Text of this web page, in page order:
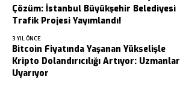
Çözüm: İstanbul Büyükşehir Belediyesi
Trafik Projesi Yayımlandı!
3 YIL ÖNCE
Bitcoin Fiyatında Yaşanan Yükselişle
Kripto Dolandırıcılığı Artıyor: Uzmanlar
Uyarıyor